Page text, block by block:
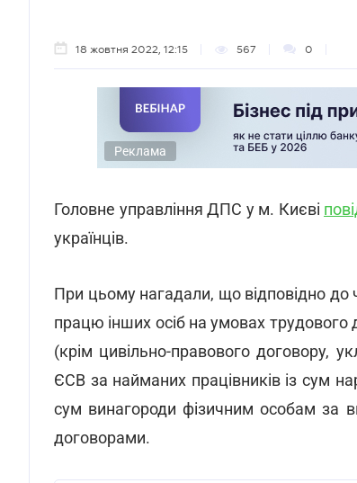
18 жовтня 2022, 12:15 567 0
Реклама
Головне управління ДПС у м. Києві
українців.
При цьому нагадали, що відповідно до
працю інших осіб на умовах
(крім цивільно-правового договору,
ЄСВ за найманих працівників із сум
сум винагороди фізичним особам за
договорами.